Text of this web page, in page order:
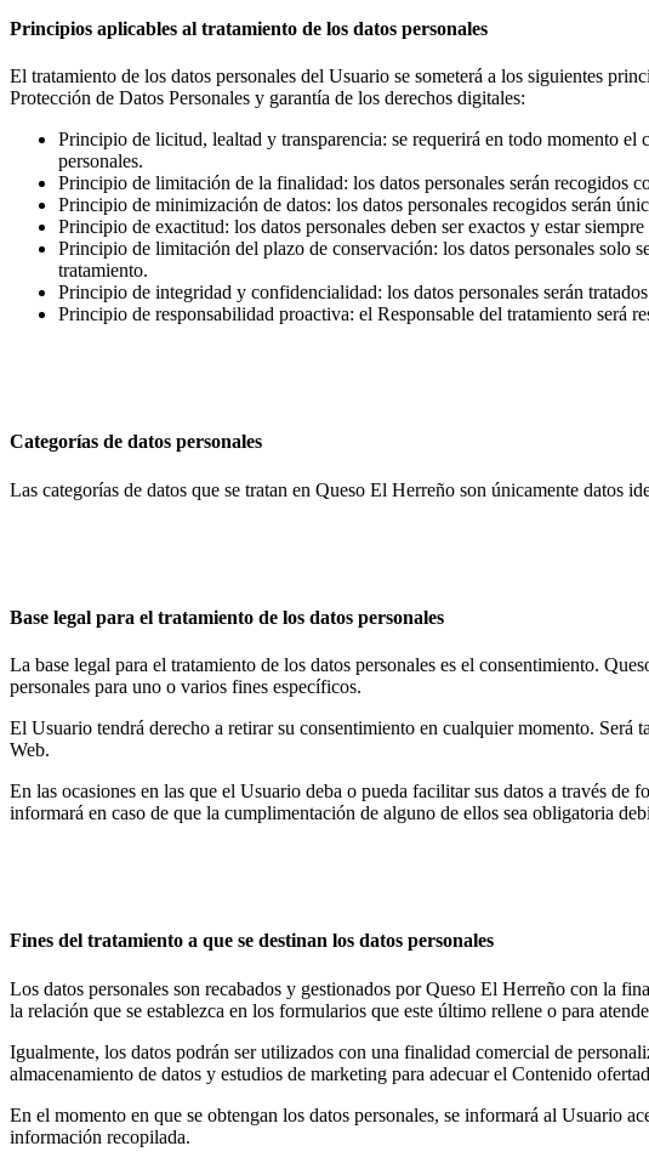
Principios aplicables al tratamiento de los datos personales
El tratamiento de los datos personales del Usuario se someterá a los siguientes
Protección de Datos Personales y garantía de los derechos digitales:
Principio de licitud, lealtad y transparencia: se requerirá en todo momento
personales.
Principio de limitación de la finalidad: los datos personales serán recogidos
Principio de minimización de datos: los datos personales recogidos serán
Principio de exactitud: los datos personales deben ser exactos y estar siempre
Principio de limitación del plazo de conservación: los datos personales solo
tratamiento.
Principio de integridad y confidencialidad: los datos personales serán
Principio de responsabilidad proactiva: el Responsable del tratamiento será
Categorías de datos personales
Las categorías de datos que se tratan en Queso El Herreño son únicamente datos
Base legal para el tratamiento de los datos personales
La base legal para el tratamiento de los datos personales es el consentimiento.
personales para uno o varios fines específicos.
El Usuario tendrá derecho a retirar su consentimiento en cualquier momento.
Web.
En las ocasiones en las que el Usuario deba o pueda facilitar sus datos a través
informará en caso de que la cumplimentación de alguno de ellos sea obligatoria
Fines del tratamiento a que se destinan los datos personales
Los datos personales son recabados y gestionados por Queso El Herreño con la
la relación que se establezca en los formularios que este último rellene o para
Igualmente, los datos podrán ser utilizados con una finalidad comercial de
almacenamiento de datos y estudios de marketing para adecuar el Contenido
En el momento en que se obtengan los datos personales, se informará al Usuario
información recopilada.